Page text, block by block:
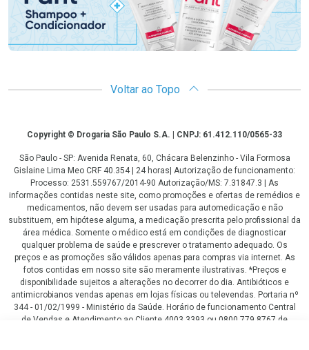
Voltar ao Topo
CopyrightCopyright © Drogaria São Paulo S.A. | CNPJ: 61.412.110/0565-33
São Paulo - SP: Avenida Renata, 60, Chácara Belenzinho - Vila Formosa
Gislaine Lima Meo CRF 40.354 | 24 horas| Autorização de funcionamento:
Processo: 2531.559767/2014-90 Autorização/MS: 7.31847.3 | As
informações contidas neste site, como promoções e ofertas de remédios e
medicamentos, não devem ser usadas para automedicação e não
substituem, em hipótese alguma, a medicação prescrita pelo profissional da
área médica. Somente o médico está em condições de diagnosticar
qualquer problema de saúde e prescrever o tratamento adequado. Os
preços e as promoções são válidos apenas para compras via internet. As
fotos contidas em nosso site são meramente ilustrativas. *Preços e
disponibilidade sujeitos a alterações no decorrer do dia. Antibióticos e
antimicrobianos vendas apenas em lojas físicas ou televendas. Portaria nº
344 - 01/02/1999 - Ministério da Saúde. Horário de funcionamento Central
de Vendas e Atendimento ao Cliente 4003 3393 ou 0800 779 8767 de